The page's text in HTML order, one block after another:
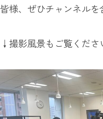
皆様、ぜひチャンネルを
↓撮影風景もご覧くださ